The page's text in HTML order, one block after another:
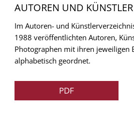
AUTOREN UND KÜNSTLER
Im Autoren- und
1988 veröffentlichten Autoren,
Photographen mit ihren jeweiligen
alphabetisch geordnet.
PDF